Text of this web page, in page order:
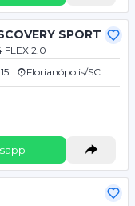
SPORT
FLEX 2.0
Florianópolis/SC